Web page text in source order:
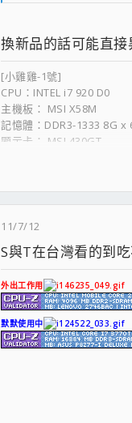
換新品的話可能直
[小雞雞-1號]
CPU：INTEL i7 920 D0
主機板： MSI X58M
記憶體：DDR3-1333 8G x
顯示卡： MSI 430GT
電源供應器：1000W
顯示器: 石頭牌 24 吋
11/7/12
S與T在台灣看的到
外出工作用
默默使用中